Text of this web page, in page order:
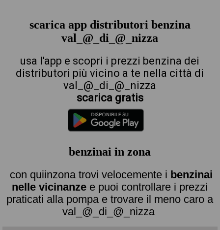
scarica app distributori benzina
val_@_di_@_nizza
usa l'app e scopri i prezzi benzina dei
distributori più vicino a te nella città di
val_@_di_@_nizza
scarica gratis
benzinai in zona
con quiinzona trovi velocemente i benzinai
nelle vicinanze e puoi controllare i prezzi
praticati alla pompa e trovare il meno caro a
val_@_di_@_nizza